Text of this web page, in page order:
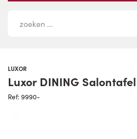
LUXOR
Luxor DINING Salontafel
Ref: 9990-